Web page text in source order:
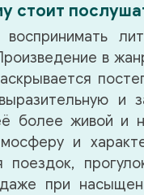
стоит
воспринимать
в
и
более живой и
и
при